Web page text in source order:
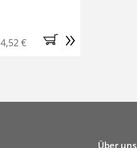
4,52 € »
Über uns